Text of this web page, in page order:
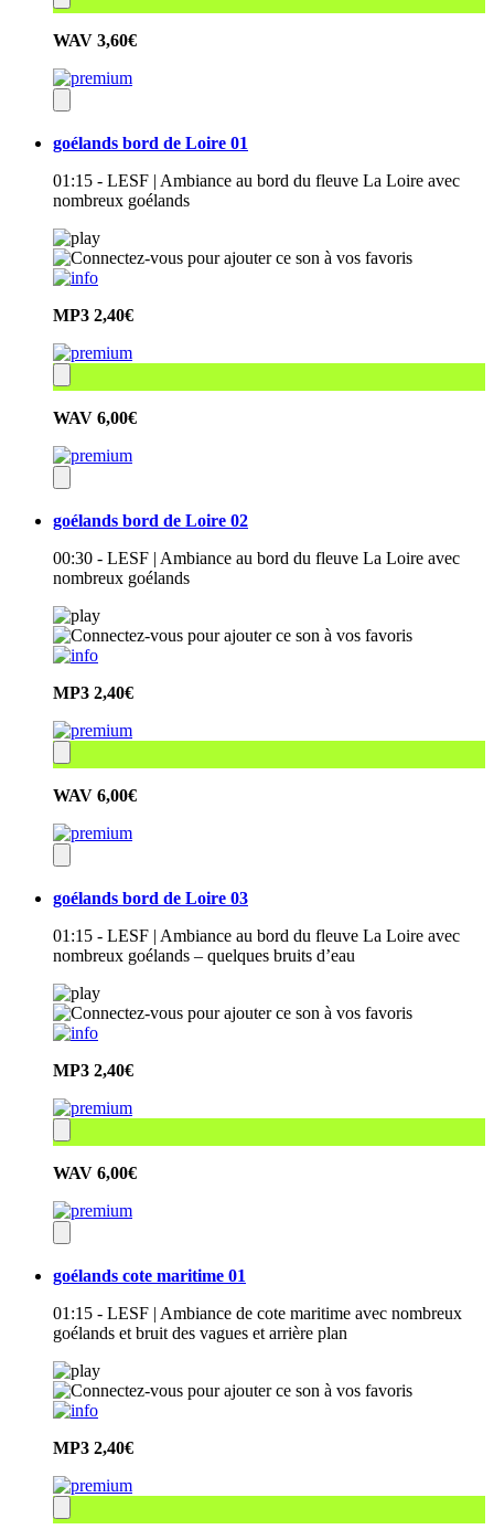
WAV 3,60€
goélands bord de Loire 01
01:15 - LESF | Ambiance au bord du fleuve La Loire avec
nombreux goélands
MP3 2,40€
WAV 6,00€
goélands bord de Loire 02
00:30 - LESF | Ambiance au bord du fleuve La Loire avec
nombreux goélands
MP3 2,40€
WAV 6,00€
goélands bord de Loire 03
01:15 - LESF | Ambiance au bord du fleuve La Loire avec
nombreux goélands – quelques bruits d’eau
MP3 2,40€
WAV 6,00€
goélands cote maritime 01
01:15 - LESF | Ambiance de cote maritime avec nombreux
goélands et bruit des vagues et arrière plan
MP3 2,40€